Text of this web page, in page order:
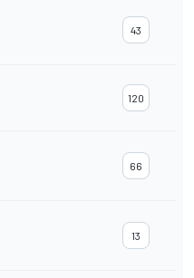
43
120
66
13